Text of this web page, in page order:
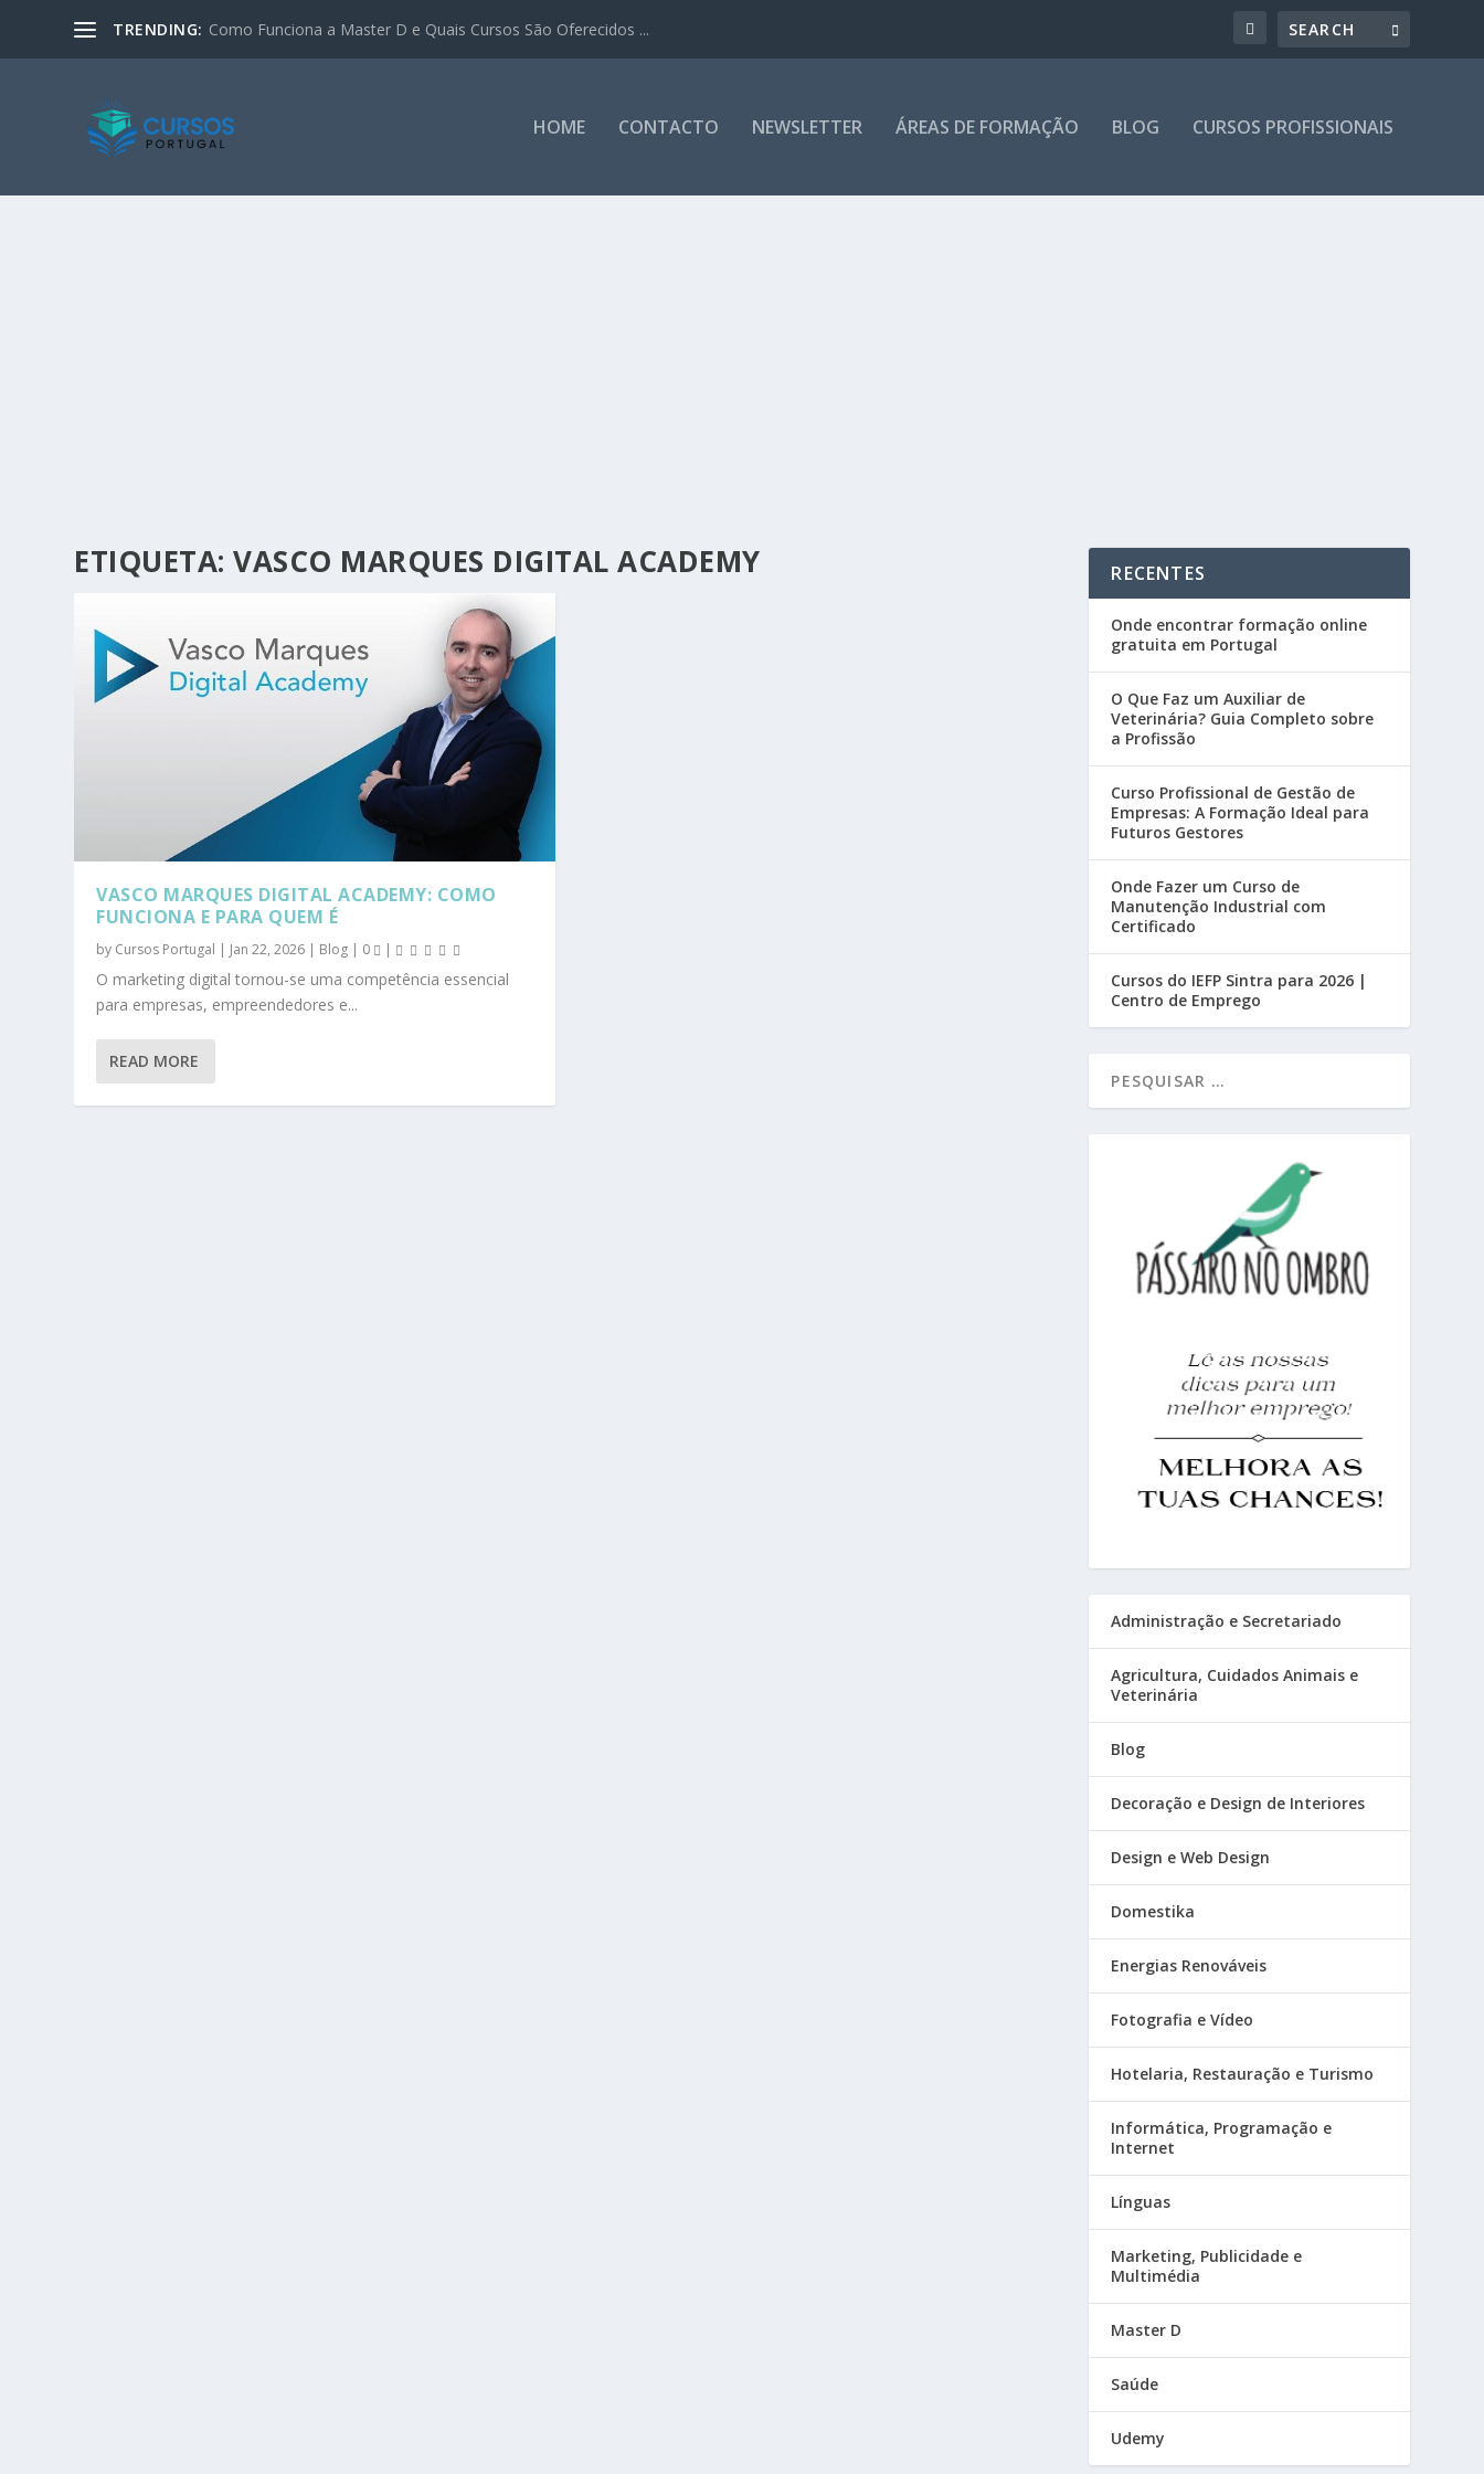
TRENDING: Como Funciona a Master D e Quais Cursos São Oferecidos ...
HOME CONTACTO NEWSLETTER ÁREAS DE FORMAÇÃO BLOG CURSOS PROFISSIONAIS
ETIQUETA:VASCO MARQUES DIGITAL ACADEMY
VASCO MARQUES DIGITAL ACADEMY: COMO
FUNCIONA E PARA QUEM É
by Cursos Portugal | Jan 22, 2026 | Blog | 0 |
O marketing digital tornou-se uma competência essencial
para empresas, empreendedores e...
READ MORE
RECENTES
Onde encontrar formação online
gratuita em Portugal
O Que Faz um Auxiliar de
Veterinária? Guia Completo sobre
a Profissão
Curso Profissional de Gestão de
Empresas: A Formação Ideal para
Futuros Gestores
Onde Fazer um Curso de
Manutenção Industrial com
Certificado
Cursos do IEFP Sintra para 2026 |
Centro de Emprego
Administração e Secretariado
Agricultura, Cuidados Animais e
Veterinária
Blog
Decoração e Design de Interiores
Design e Web Design
Domestika
Energias Renováveis
Fotografia e Vídeo
Hotelaria, Restauração e Turismo
Informática, Programação e
Internet
Línguas
Marketing, Publicidade e
Multimédia
Master D
Saúde
Udemy